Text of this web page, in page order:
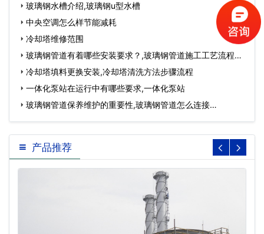
程…玻璃钢水槽介绍,玻璃钢u型水槽
中央空调怎么样节能减耗
冷却塔维修范围
玻璃钢管道有着哪些安装要求？,玻璃钢管道施工工艺流程…
冷却塔填料更换安装,冷却塔清洗方法步骤流程
一体化泵站在运行中有哪些要求,一体化泵站
玻璃钢管道保养维护的重要性,玻璃钢管道怎么连接…
产品推荐